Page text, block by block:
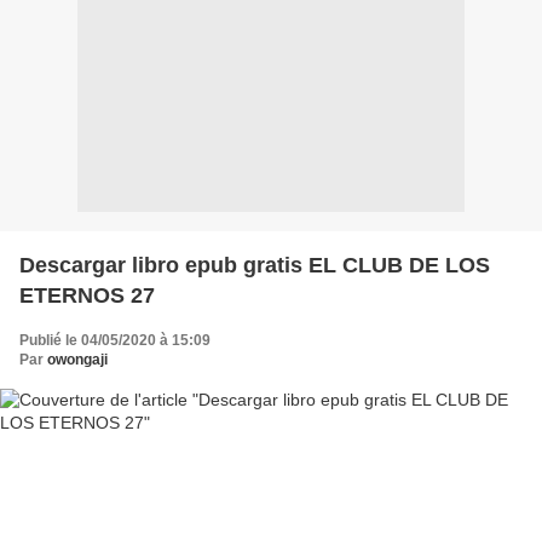
Descargar libro epub gratis EL CLUB DE LOS
ETERNOS 27
Publié le 04/05/2020 à 15:09
Par owongaji